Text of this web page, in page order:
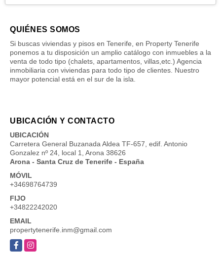
QUIÉNES SOMOS
Si buscas viviendas y pisos en Tenerife, en Property Tenerife
ponemos a tu disposición un amplio catálogo con inmuebles a la
venta de todo tipo (chalets, apartamentos, villas,etc.) Agencia
inmobiliaria con viviendas para todo tipo de clientes. Nuestro
mayor potencial está en el sur de la isla.
UBICACIÓN Y CONTACTO
UBICACIÓN
Carretera General Buzanada Aldea TF-657, edif. Antonio
Gonzalez nº 24, local 1, Arona 38626
Arona - Santa Cruz de Tenerife - España
MÓVIL
+34698764739
FIJO
+34822242020
EMAIL
propertytenerife.inm@gmail.com
FacebookInstagram